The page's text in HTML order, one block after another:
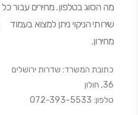
מה הסוג בטלפון. מחירים עבור כל
שירותי הניקוי ניתן למצוא בעמוד
מחירון.
כתובת המשרד: שדרות ירושלים
36, חולון
טלפון: 072-393-5533